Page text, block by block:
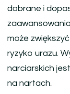
dobrane i
może
ryzyko urazu.
narciarskich
na nartach.